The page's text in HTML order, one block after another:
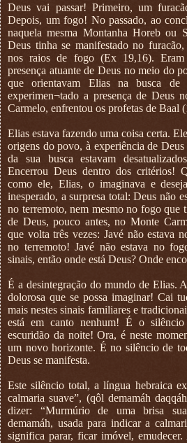
Deus vai passar! Primeiro, um
Depois, um fogo! No passado, ao
naquela mesma Montanha Horeb ou
Deus tinha se manifestado no
nos raios de fogo (Ex 19,16). Eram
presença atuante de Deus no meio do
que orientavam Elias na busca de
experimen¬tado a presença de Deus
Carmelo, enfrentou os profetas de Baal
Elias estava fazendo uma coisa certa.
origens do povo, à experiência de
da sua busca estavam
Encerrou Deus dentro dos critérios!
como ele, Elias, o imaginava e
inesperado, a surpresa total: Deus não
no terremoto, nem mesmo no fogo que
de Deus, pouco antes, no Monte
que volta três vezes: Javé não estava
no terremoto! Javé não estava no
sinais, então onde está Deus? Onde
É a desintegração do mundo de Elias.
dolorosa que se possa imaginar! Cai
mais nestes sinais familiares e
está em canto nenhum! É o
escuridão da noite! Ora, é neste
um novo horizonte. É no silêncio de
Deus se manifesta.
Este silêncio total, a língua hebraica
calmaria suave”, (qôl demamáh
dizer: “Murmúrio de uma brisa
demamáh, usada para indicar a
significa parar, ficar imóvel,